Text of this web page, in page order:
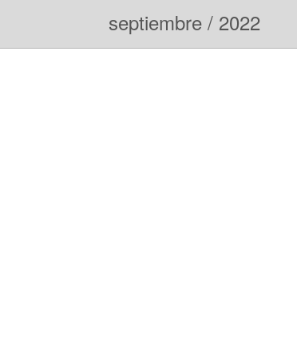
septiembre / 2022